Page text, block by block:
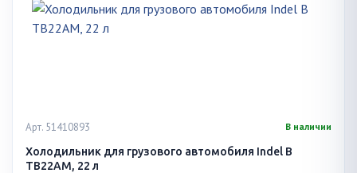
Арт. 51410893 В наличии
Холодильник для грузового автомобиля Indel B
TB22AM, 22 л